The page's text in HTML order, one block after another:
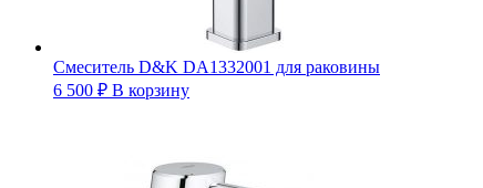
Смеситель D&K DA1332001 для раковины
6 500 ₽ В корзину